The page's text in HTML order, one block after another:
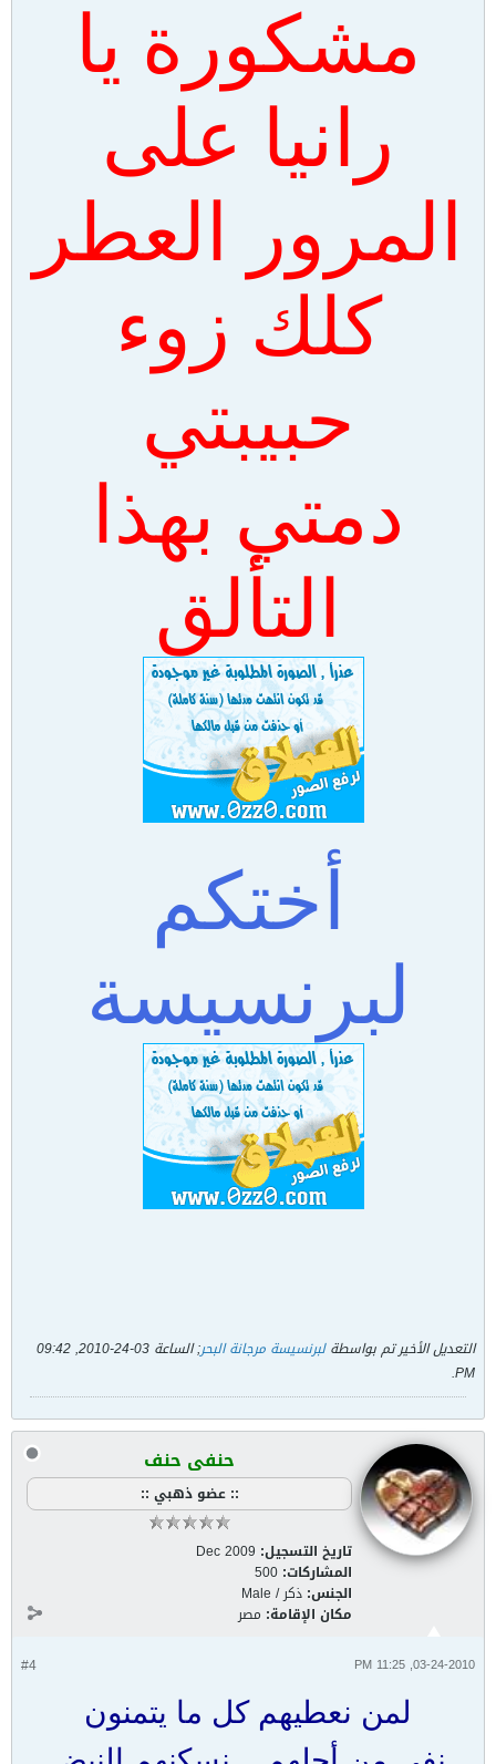
مشكورة يا
رانيا على
المرور العطر
كلك زوء
حبيبتي
دمتي بهذا
التألق
أختكم
لبرنسيسة
التعديل الأخير تم بواسطةلبرنسيسة مرجانة البحر; الساعة
03-24-2010, 09:42
PM
.
حنفى حنف
:: عضو ذهبي ::
تاريخ التسجيل: Dec 2009
المشاركات: 500
الجنس: ذكر / Male
مكان الإقامة: مصر
#4 03-24-2010, 11:25 PM
لمن نعطيهم كل ما يتمنون